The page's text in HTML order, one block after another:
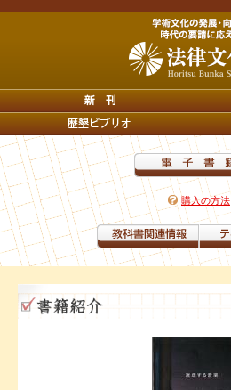
購入の方法